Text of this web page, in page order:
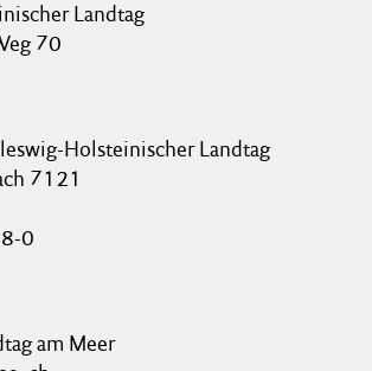
Landtag
70
Holsteinischer Landtag
7121
0
am Meer